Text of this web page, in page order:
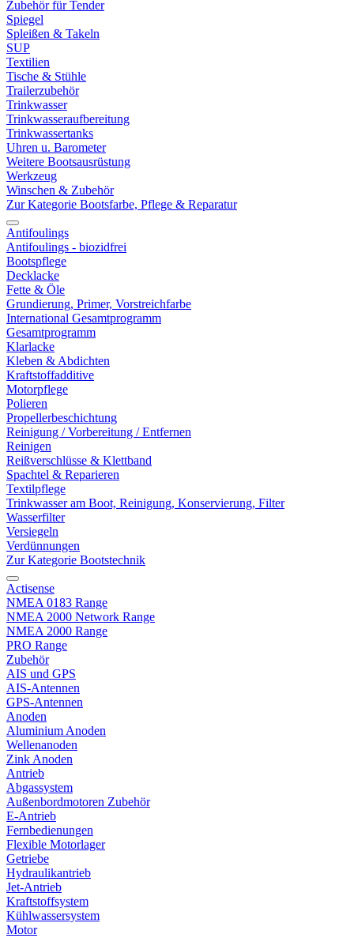
Zubehör für Tender
Spiegel
Spleißen & Takeln
SUP
Textilien
Tische & Stühle
Trailerzubehör
Trinkwasser
Trinkwasseraufbereitung
Trinkwassertanks
Uhren u. Barometer
Weitere Bootsausrüstung
Werkzeug
Winschen & Zubehör
Zur Kategorie Bootsfarbe, Pflege & Reparatur
Antifoulings
Antifoulings - biozidfrei
Bootspflege
Decklacke
Fette & Öle
Grundierung, Primer, Vorstreichfarbe
International Gesamtprogramm
Gesamtprogramm
Klarlacke
Kleben & Abdichten
Kraftstoffadditive
Motorpflege
Polieren
Propellerbeschichtung
Reinigung / Vorbereitung / Entfernen
Reinigen
Reißverschlüsse & Klettband
Spachtel & Reparieren
Textilpflege
Trinkwasser am Boot, Reinigung, Konservierung, Filter
Wasserfilter
Versiegeln
Verdünnungen
Zur Kategorie Bootstechnik
Actisense
NMEA 0183 Range
NMEA 2000 Network Range
NMEA 2000 Range
PRO Range
Zubehör
AIS und GPS
AIS-Antennen
GPS-Antennen
Anoden
Aluminium Anoden
Wellenanoden
Zink Anoden
Antrieb
Abgassystem
Außenbordmotoren Zubehör
E-Antrieb
Fernbedienungen
Flexible Motorlager
Getriebe
Hydraulikantrieb
Jet-Antrieb
Kraftstoffsystem
Kühlwassersystem
Motor